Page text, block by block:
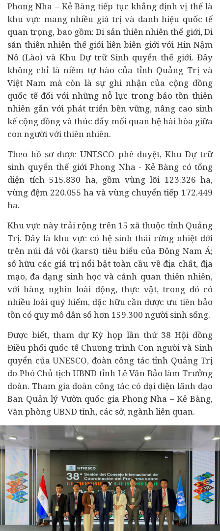
Phong Nha – Kẻ Bàng tiếp tục khẳng định vị thế là
khu vực mang nhiều giá trị và danh hiệu quốc tế
quan trọng, bao gồm: Di sản thiên nhiên thế giới, Di
sản thiên nhiên thế giới liên biên giới với Hin Nậm
Nô (Lào) và Khu Dự trữ Sinh quyển thế giới. Đây
không chỉ là niềm tự hào của tỉnh Quảng Trị và
Việt Nam mà còn là sự ghi nhận của cộng đồng
quốc tế đối với những nỗ lực trong bảo tồn thiên
nhiên gắn với phát triển bền vững, nâng cao sinh
kế cộng đồng và thúc đẩy mối quan hệ hài hòa giữa
con người với thiên nhiên.
Theo hồ sơ được UNESCO phê duyệt, Khu Dự trữ
sinh quyển thế giới Phong Nha - Kẻ Bàng có tổng
diện tích 515.830 ha, gồm vùng lõi 123.326 ha,
vùng đệm 220.055 ha và vùng chuyển tiếp 172.449
ha.
Khu vực này trải rộng trên 15 xã thuộc tỉnh Quảng
Trị. Đây là khu vực có hệ sinh thái rừng nhiệt đới
trên núi đá vôi (karst) tiêu biểu của Đông Nam Á;
sở hữu các giá trị nổi bật toàn cầu về địa chất, địa
mạo, đa dạng sinh học và cảnh quan thiên nhiên,
với hàng nghìn loài động, thực vật, trong đó có
nhiều loài quý hiếm, đặc hữu cần được ưu tiên bảo
tồn có quy mô dân số hơn 159.300 người sinh sống.
Được biết, tham dự Kỳ họp lần thứ 38 Hội đồng
Điều phối quốc tế Chương trình Con người và Sinh
quyển của UNESCO, đoàn công tác tỉnh Quảng Trị
do Phó Chủ tịch UBND tỉnh Lê Văn Bảo làm Trưởng
đoàn. Tham gia đoàn công tác có đại diện lãnh đạo
Ban Quản lý Vườn quốc gia Phong Nha – Kẻ Bàng,
Văn phòng UBND tỉnh, các sở, ngành liên quan.